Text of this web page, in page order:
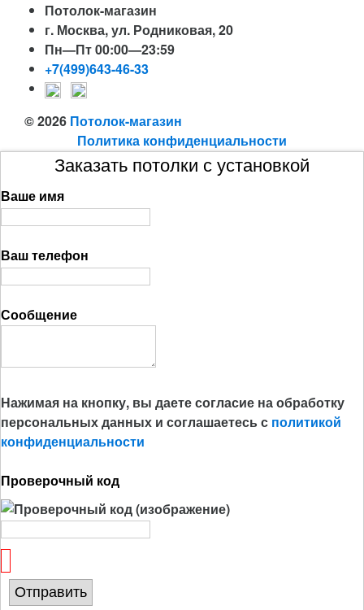
Потолок-магазин
г. Москва, ул. Родниковая, 20
Пн—Пт 00:00—23:59
+7(499)643-46-33
© 2026 Потолок-магазин
Политика конфиденциальности
Заказать потолки с установкой
Ваше имя
Ваш телефон
Сообщение
Нажимая на кнопку, вы даете согласие на обработку
персональных данных и соглашаетесь с политикой
конфиденциальности
Проверочный код
Отправить